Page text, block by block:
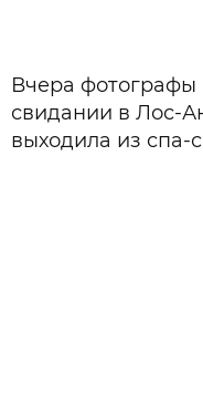
Вчера
свидании в Лос-
выходила из спа-